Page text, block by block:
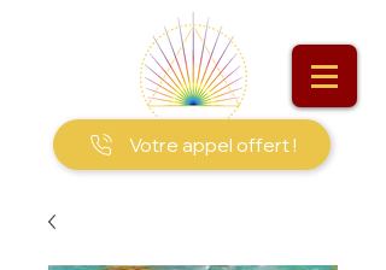
Votre appel offert !